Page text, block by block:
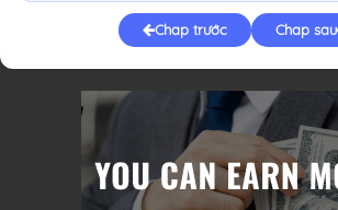
Chap trước Chap sau